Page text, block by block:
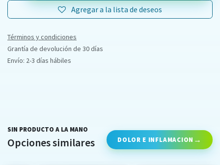
Agregar a la lista de deseos
Términos y condiciones
Grantía de devolución de 30 días
Envío: 2-3 días hábiles
SIN PRODUCTO A LA MANO
Opciones similares DOLOR E INFLAMACION